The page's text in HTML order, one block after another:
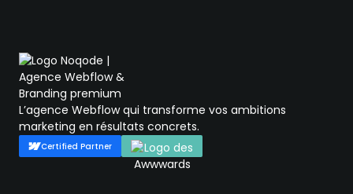
L’agence Webflow qui transforme vos ambitions
marketing en résultats concrets.
Certified Partner